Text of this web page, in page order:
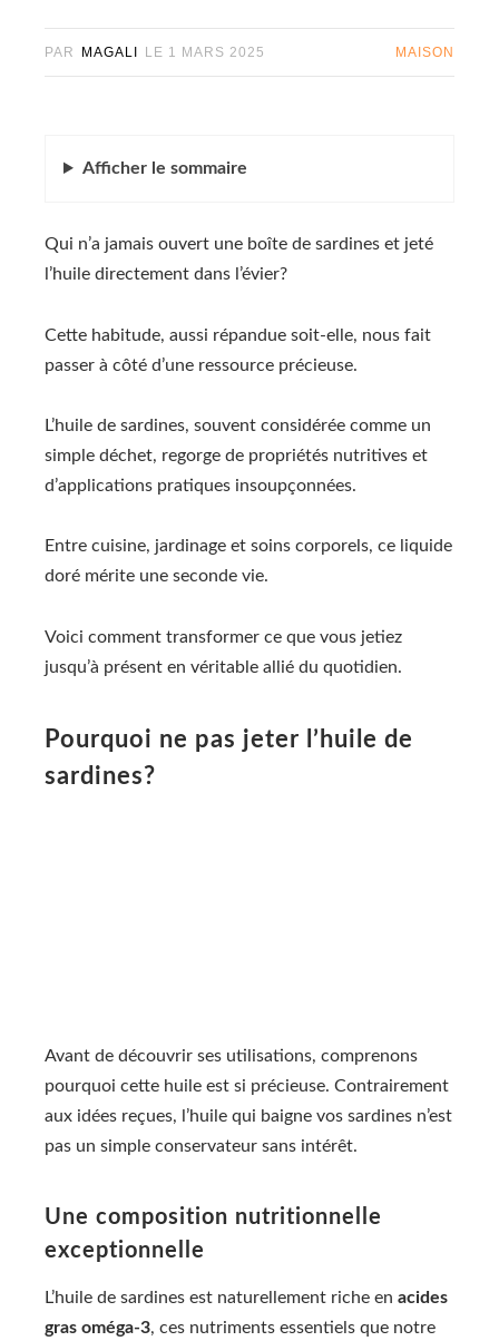
PAR MAGALI LE 1 MARS 2025 MAISON
Afficher le sommaire
Qui n’a jamais ouvert une boîte de sardines et jeté
l’huile directement dans l’évier?
Cette habitude, aussi répandue soit-elle, nous fait
passer à côté d’une ressource précieuse.
L’huile de sardines, souvent considérée comme un
simple déchet, regorge de propriétés nutritives et
d’applications pratiques insoupçonnées.
Entre cuisine, jardinage et soins corporels, ce liquide
doré mérite une seconde vie.
Voici comment transformer ce que vous jetiez
jusqu’à présent en véritable allié du quotidien.
Pourquoi ne pas jeter l’huile de
sardines?
Avant de découvrir ses utilisations, comprenons
pourquoi cette huile est si précieuse. Contrairement
aux idées reçues, l’huile qui baigne vos sardines n’est
pas un simple conservateur sans intérêt.
Une composition nutritionnelle
exceptionnelle
L’huile de sardines est naturellement riche en acides
gras oméga-3, ces nutriments essentiels que notre